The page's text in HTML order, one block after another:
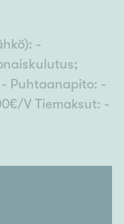
-
Puhtaanapito: -
V Tiemaksut: -